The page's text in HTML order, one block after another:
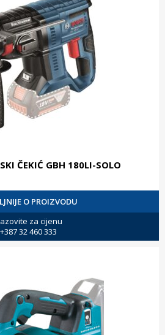
ČEKIĆ GBH 180LI-SOLO
O PROIZVODU
za cijenu
+387 32 460 333